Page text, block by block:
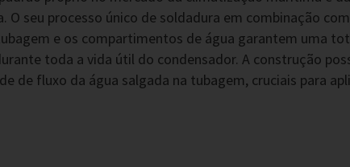
O seu processo único de soldadura em combinação
e os compartimentos de água garantem uma
toda a vida útil do condensador. A construção
de fluxo da água salgada na tubagem, cruciais para